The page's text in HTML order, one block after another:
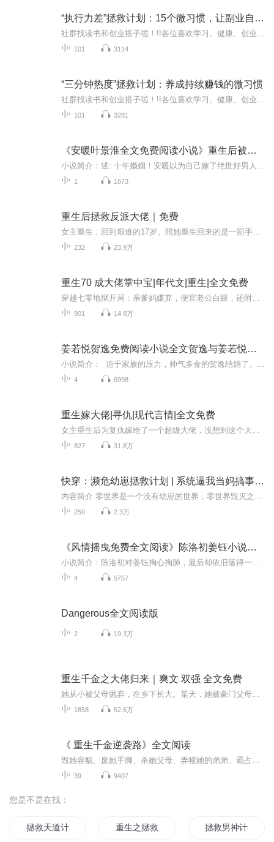
“执行力差”拯救计划：15个微习惯，让副业自动运转
101 3114
“三分钟热度”拯救计划：养成持续赚钱的微习惯
101 3281
《安暖叶景淮全文免费阅读小说》重生后被大佬宠坏了
1 1673
重生后拯救反派大佬｜免费
232 23.9万
重生70 成大佬掌中宝|年代文|重生|全文免费
901 14.8万
姜若悦贺逸免费阅读小说全文贺逸与姜若悦全文免费阅读
4 6998
重生嫁大佬|寻仇|现代言情|全文免费
827 31.8万
快穿：濒危幼崽拯救计划 | 系统逼我当妈搞事 | 穿越重生 | 女强爽文
250 2.3万
《风情摇曳免费全文阅读》陈洛初姜钰小说全文免费阅读
4 5757
Dangerous全文阅读版
2 19.3万
重生千金之大佬归来｜爽文 双强 全文免费
1858 52.6万
《 重生千金逆袭路》全文阅读
39 9407
您是不是在找：
拯救天道计划 重生之拯救影帝计划 拯救男神计划